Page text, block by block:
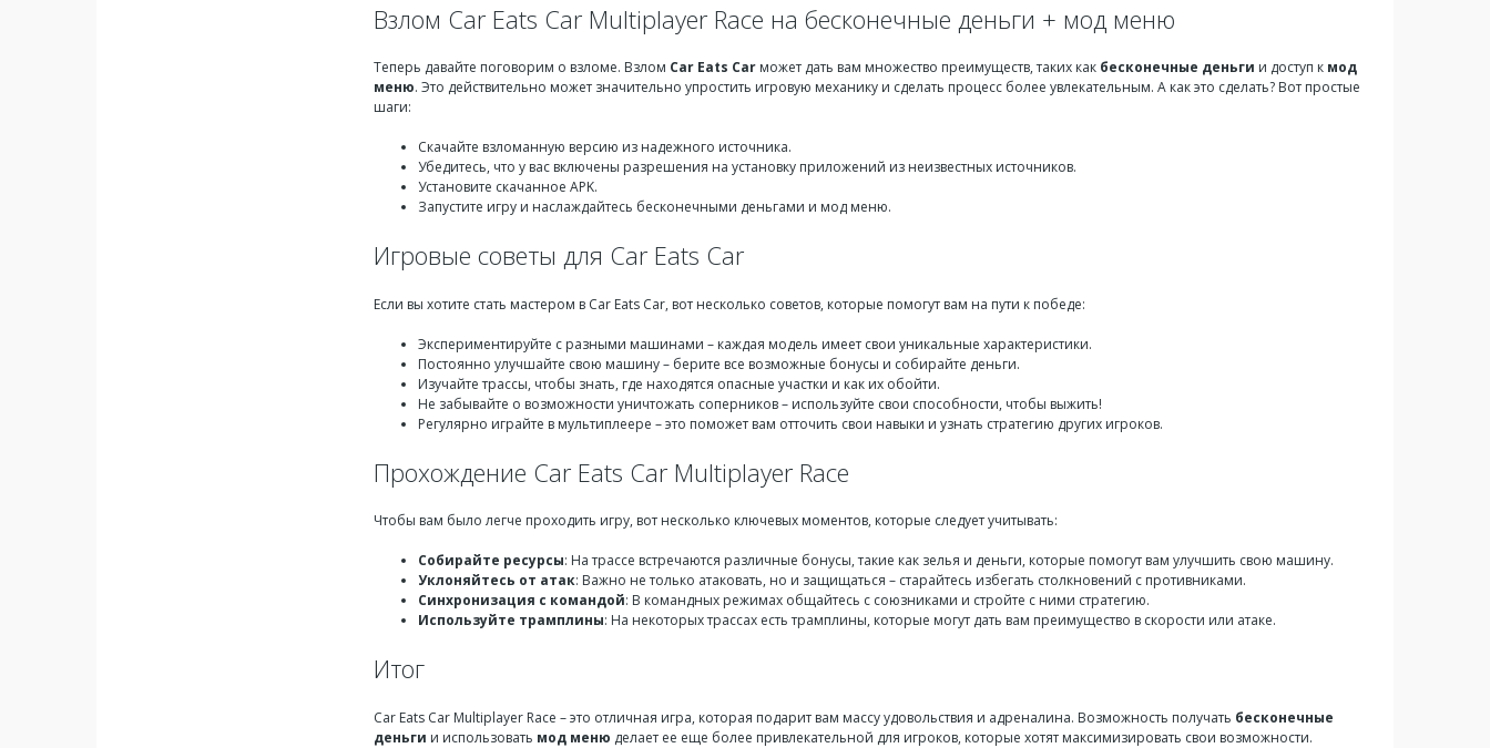
Взлом Car Eats Car Multiplayer Race на бесконечные деньги + мод меню
Теперь давайте поговорим о взломе. Взлом Car Eats Car может дать вам множество преимуществ, таких как бесконечные деньги и доступ к мод
меню. Это действительно может значительно упростить игровую механику и сделать процесс более увлекательным. А как это сделать? Вот простые
шаги:
Скачайте взломанную версию из надежного источника.
Убедитесь, что у вас включены разрешения на установку приложений из неизвестных источников.
Установите скачанное APK.
Запустите игру и наслаждайтесь бесконечными деньгами и мод меню.
Игровые советы для Car Eats Car
Если вы хотите стать мастером в Car Eats Car, вот несколько советов, которые помогут вам на пути к победе:
Экспериментируйте с разными машинами – каждая модель имеет свои уникальные характеристики.
Постоянно улучшайте свою машину – берите все возможные бонусы и собирайте деньги.
Изучайте трассы, чтобы знать, где находятся опасные участки и как их обойти.
Не забывайте о возможности уничтожать соперников – используйте свои способности, чтобы выжить!
Регулярно играйте в мультиплеере – это поможет вам отточить свои навыки и узнать стратегию других игроков.
Прохождение Car Eats Car Multiplayer Race
Чтобы вам было легче проходить игру, вот несколько ключевых моментов, которые следует учитывать:
Собирайте ресурсы: На трассе встречаются различные бонусы, такие как зелья и деньги, которые помогут вам улучшить свою машину.
Уклоняйтесь от атак: Важно не только атаковать, но и защищаться – старайтесь избегать столкновений с противниками.
Синхронизация с командой: В командных режимах общайтесь с союзниками и стройте с ними стратегию.
Используйте трамплины: На некоторых трассах есть трамплины, которые могут дать вам преимущество в скорости или атаке.
Итог
Car Eats Car Multiplayer Race – это отличная игра, которая подарит вам массу удовольствия и адреналина. Возможность получать бесконечные
деньги и использовать мод меню делает ее еще более привлекательной для игроков, которые хотят максимизировать свои возможности.